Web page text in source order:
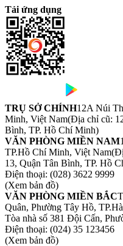
Tải ứng dụng
TRỤ SỞ CHÍNH12A Núi
Minh, Việt Nam(Địa chỉ cũ:
Bình, TP. Hồ Chí Minh)
VĂN PHÒNG MIỀN NAM
TP.Hồ Chí Minh, Việt Nam
13, Quận Tân Bình, TP. Hồ
Điện thoại: (028) 3622 9999
(Xem bản đồ)
VĂN PHÒNG MIỀN BẮC
Quân, Phường Tây Hồ,
Tòa nhà số 381 Đội Cấn,
Điện thoại: (024) 35 123456
(Xem bản đồ)